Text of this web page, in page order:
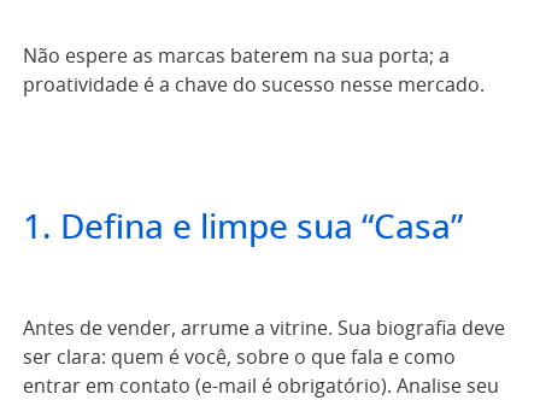
Não espere as marcas baterem na sua porta; a
proatividade é a chave do sucesso nesse mercado.
1. Defina e limpe sua “Casa”
Antes de vender, arrume a vitrine. Sua biografia deve
ser clara: quem é você, sobre o que fala e como
entrar em contato (e-mail é obrigatório). Analise seu